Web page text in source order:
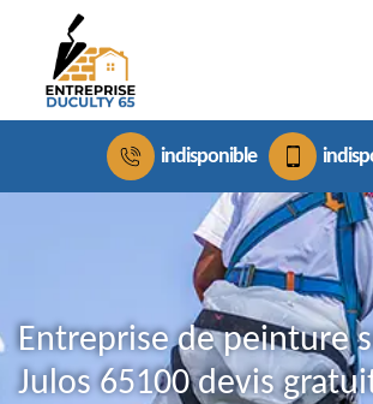
indisponible
Entreprise de peinture
Julos 65100 devis